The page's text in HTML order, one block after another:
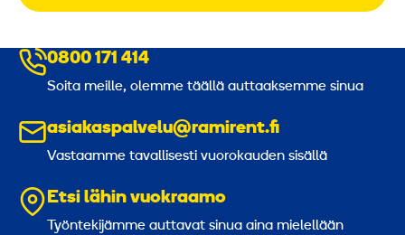
0800 171 414
Soita meille, olemme täällä auttaaksemme sinua
asiakaspalvelu@ramirent.fi
Vastaamme tavallisesti vuorokauden sisällä
Etsi lähin vuokraamo
Työntekijämme auttavat sinua aina mielellään